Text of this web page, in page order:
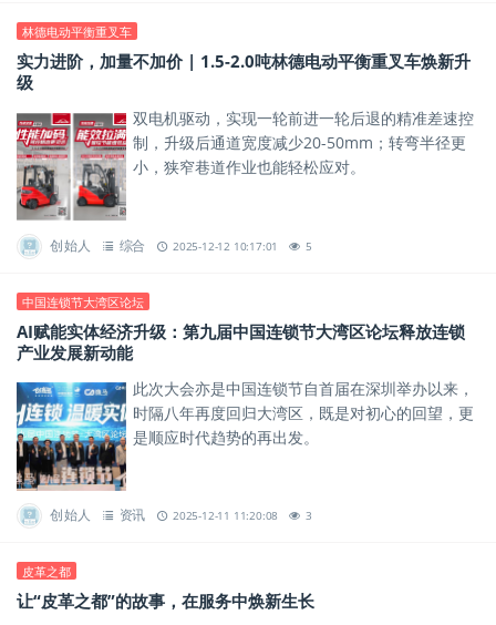
林德电动平衡重叉车
实力进阶，加量不加价 | 1.5-2.0吨林德电动平衡重叉车焕新升
级
双电机驱动，实现一轮前进一轮后退的精准差速控
制，升级后通道宽度减少20-50mm；转弯半径更
小，狭窄巷道作业也能轻松应对。
创始人 综合 2025-12-12 10:17:01 5
中国连锁节大湾区论坛
AI赋能实体经济升级：第九届中国连锁节大湾区论坛释放连锁
产业发展新动能
此次大会亦是中国连锁节自首届在深圳举办以来，
时隔八年再度回归大湾区，既是对初心的回望，更
是顺应时代趋势的再出发。
创始人 资讯 2025-12-11 11:20:08 3
皮革之都
让“皮革之都”的故事，在服务中焕新生长